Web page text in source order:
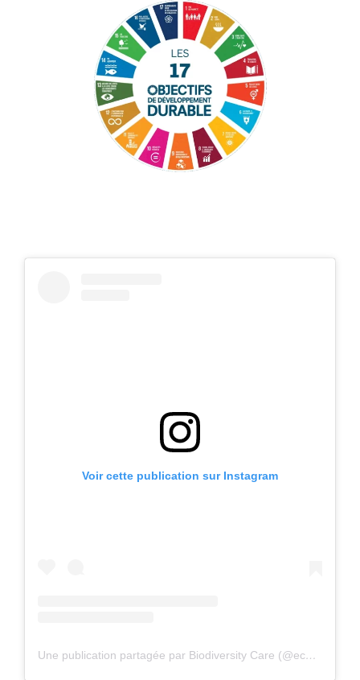
Voir cette publication sur Instagram
Une publication partagée par Biodiversity Care (@eco.volontaire)